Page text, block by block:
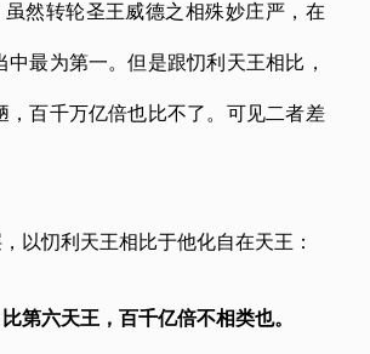
然转轮圣王威德之相殊妙庄严，在
中最为第一。但是跟忉利天王相比，
，百千万亿倍也比不了。可见二者差
以忉利天王相比于他化自在天王：
第六天王，百千亿倍不相类也。